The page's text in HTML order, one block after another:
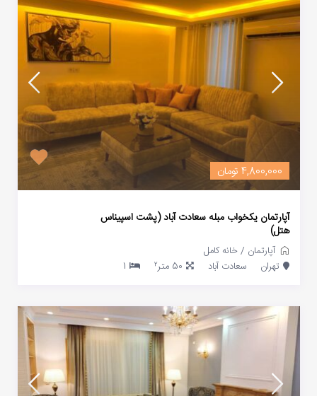
4,800,000 تومان
آپارتمان یکخواب مبله سعادت آباد (پشت اسپیناس
هتل)
آپارتمان /خانه کامل
تهران
سعادت آباد 50 متر 2
1